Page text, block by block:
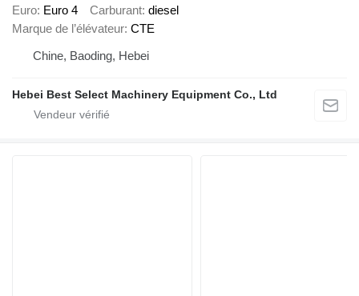
Euro Euro 4 Carburant diesel
Marque de l’élévateur CTE
Chine, Baoding, Hebei
Hebei Best Select Machinery Equipment Co., Ltd